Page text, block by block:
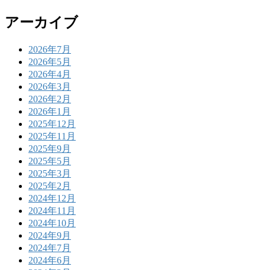
アーカイブ
2026年7月
2026年5月
2026年4月
2026年3月
2026年2月
2026年1月
2025年12月
2025年11月
2025年9月
2025年5月
2025年3月
2025年2月
2024年12月
2024年11月
2024年10月
2024年9月
2024年7月
2024年6月